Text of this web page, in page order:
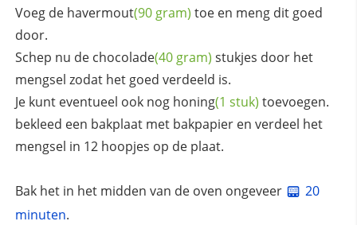
Voeg de havermout(90 gram) toe en meng dit goed
door.
Schep nu de chocolade(40 gram) stukjes door het
mengsel zodat het goed verdeeld is.
Je kunt eventueel ook nog honing(1 stuk) toevoegen.
bekleed een bakplaat met bakpapier en verdeel het
mengsel in 12 hoopjes op de plaat.
Bak het in het midden van de oven ongeveer
20
minuten.